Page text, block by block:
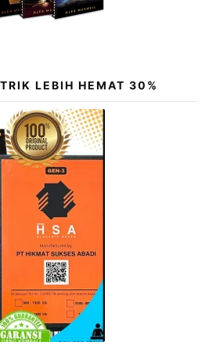
LEBIH HEMAT 30%